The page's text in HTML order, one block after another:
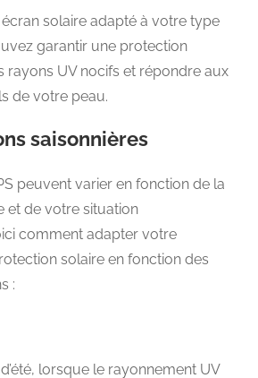
solaire adapté à votre type
garantir une protection
rayons UV nocifs et répondre aux
de votre peau.
saisonnières
peuvent varier en fonction de la
et de votre situation
comment adapter votre
solaire en fonction des
:
lorsque le rayonnement UV